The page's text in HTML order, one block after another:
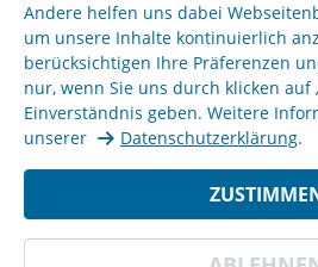
Impressum
AGB
Datenschutz
Andere helfen uns dabei
um unsere Inhalte kontinuierlich
berücksichtigen Ihre Präferenzen
nur, wenn Sie uns durch klicken auf
Einverständnis geben. Weitere
unserer
Datenschutzerklärung.